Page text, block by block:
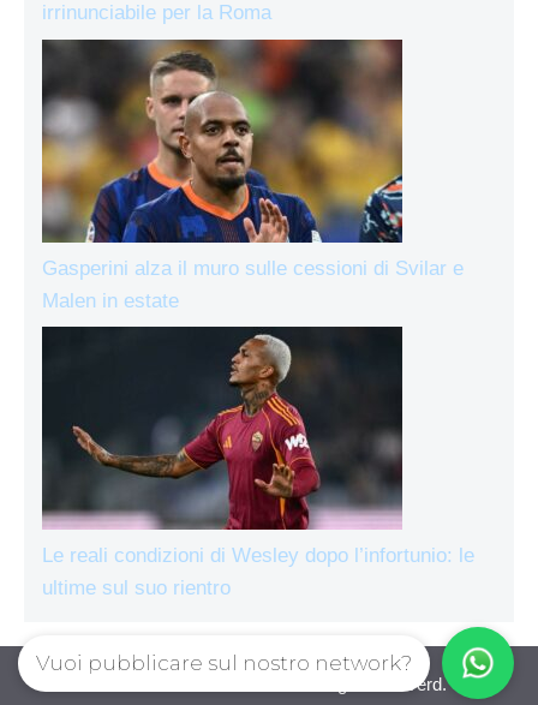
irrinunciabile per la Roma
Gasperini alza il muro sulle cessioni di Svilar e
Malen in estate
Le reali condizioni di Wesley dopo l’infortunio: le
ultime sul suo rientro
AsRomaLive.com © 2026. All right reserverd.
Vuoi pubblicare sul nostro network?